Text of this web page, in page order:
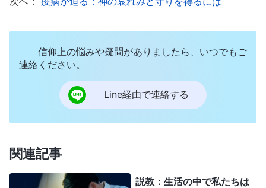
きを受けて、彼らの人間性と彼らがその生活の中で
た彼らは、主が途方もない苦難と屈辱に耐えて人間
のため磔にされ、人類の罪を贖うのを目にし、神の
性質が慈悲深く愛に満ちていることを理解しまし
た。そして彼らの信仰はますます強くなったので
す。このことから、このような教会には聖霊の働き
す。逆に、聖霊が働いていない教会は偽の教会で
す。たとえば律法の時代の末期、主イエスが働きを
信仰上の悩みや疑問がありましたら、いつでもご
連絡ください。
Line経由で連絡する
関連記事
説教：生活の中で私たちは